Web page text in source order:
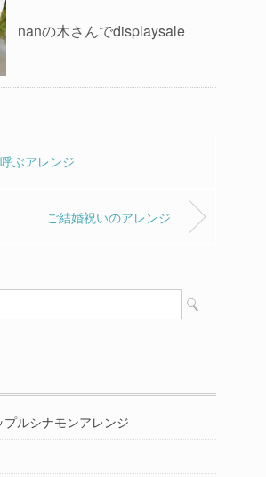
nanの木さんでdisplaysale
ぶアレンジ
ご結婚祝いのアレンジ
ルシナモンアレンジ